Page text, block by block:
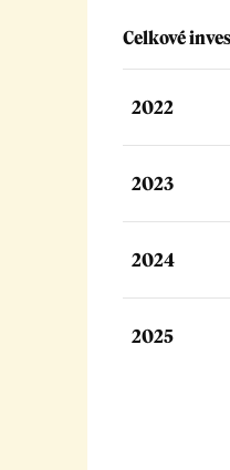
Celkové
2022
2023
2024
2025